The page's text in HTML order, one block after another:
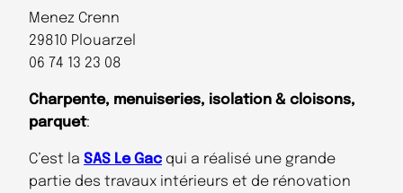
Menez Crenn
29810 Plouarzel
06 74 13 23 08
Charpente, menuiseries, isolation & cloisons,
parquet:
C’est la SAS Le Gac qui a réalisé une grande
partie des travaux intérieurs et de rénovation